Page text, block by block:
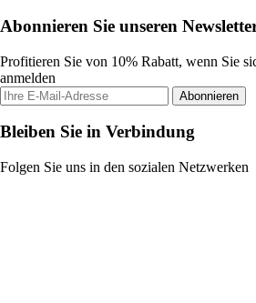
Abonnieren Sie unseren
Profitieren Sie von 10% Rabatt, wenn Sie
anmelden
Abonnieren
Bleiben Sie in Verbindung
Folgen Sie uns in den sozialen Netzwerken